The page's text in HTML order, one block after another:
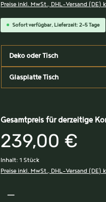
Preise inkl. MwSt., DHL-Versand
Sofort verfügbar, Lieferzeit: 2-5 Tage
Deko oder Tisch
Glasplatte Tisch
Gesamtpreis für derzeitige
239,00 €
Inhalt:1 Stück
Preise inkl. MwSt., DHL-Versand